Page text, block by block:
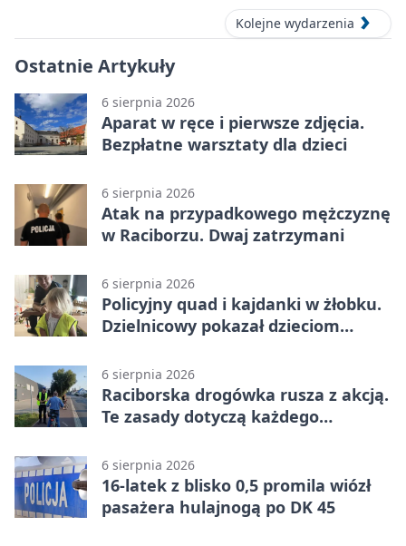
Kolejne wydarzenia
Ostatnie Artykuły
6 sierpnia 2026
Aparat w ręce i pierwsze zdjęcia.
Bezpłatne warsztaty dla dzieci
6 sierpnia 2026
Atak na przypadkowego mężczyznę
w Raciborzu. Dwaj zatrzymani
6 sierpnia 2026
Policyjny quad i kajdanki w żłobku.
Dzielnicowy pokazał dzieciom
6 sierpnia 2026
Raciborska drogówka rusza z akcją.
Te zasady dotyczą każdego
6 sierpnia 2026
16-latek z blisko 0,5 promila wiózł
pasażera hulajnogą po DK 45